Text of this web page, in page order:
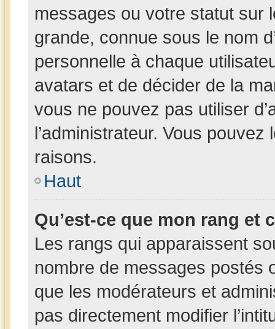
messages ou votre statut sur
grande, connue sous le nom
personnelle à chaque
avatars et de décider de la
vous ne pouvez pas utiliser
l’administrateur. Vous
raisons.
Haut
Qu’est-ce que mon rang et
Les rangs qui apparaissent
nombre de messages postés
que les modérateurs et
pas directement modifier